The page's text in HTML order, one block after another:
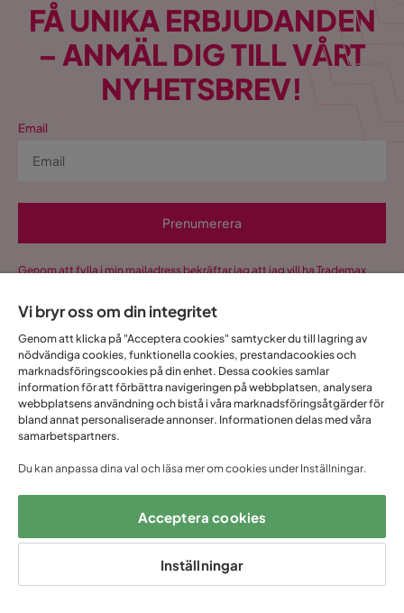
FÅ UNIKA ERBJUDANDEN
– ANMÄL DIG TILL VÅRT
NYHETSBREV!
Email
Prenumerera
Genom att fylla i min mailadress bekräftar jag att jag vill ha Trademax
personuppgifter för att kunna skicka marknadsföringsmaterial som
anpassats till mig enligt Trademax Integritetspolicy
Ja, tack! Jag vill även skapa ett konto till Mina
sidor.
Allt detta och mycket mer:
•Dina köp samlade på ett ställe
•Kostnadsfritt och helt digitalt
1 års öppet
Snabb
Vi bryr oss om din integritet
Genom att klicka på "Acceptera cookies" samtycker du till lagring av
nödvändiga cookies, funktionella cookies, prestandacookies och
marknadsföringscookies på din enhet. Dessa cookies samlar
information för att förbättra navigeringen på webbplatsen, analysera
webbplatsens användning och bistå i våra marknadsföringsåtgärder för
bland annat personaliserade annonser. Informationen delas med våra
samarbetspartners.
Du kan anpassa dina val och läsa mer om cookies under Inställningar.
Acceptera cookies
Inställningar